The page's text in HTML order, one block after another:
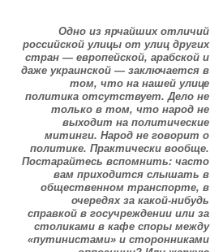
Одно из ярчайших отличий
российской улицы от улиц других
стран — европейской, арабской и
даже украинской — заключается в
том, что на нашей улице
политика отсутствует. Дело не
только в том, что народ не
выходит на политические
митинги. Народ не говорит о
политике. Практически вообще.
Постарайтесь вспомнить: часто
вам приходится слышать в
общественном транспорте, в
очередях за какой-нибудь
справкой в госучреждении или за
столиками в кафе споры между
«путинистами» и сторонниками